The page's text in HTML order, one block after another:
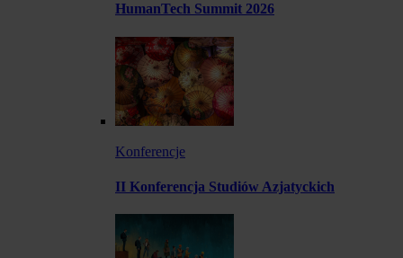
HumanTech Summit 2026
Konferencje
II Konferencja Studiów Azjatyckich